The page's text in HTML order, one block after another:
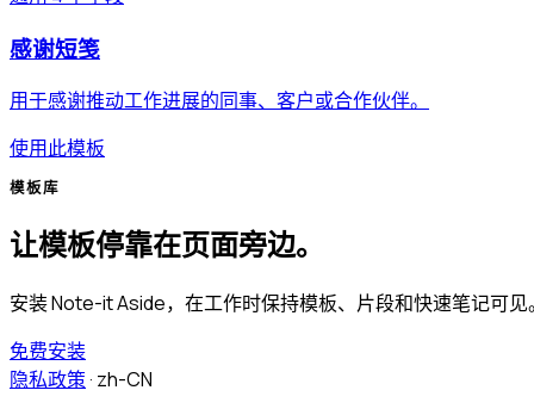
感谢短笺
用于感谢推动工作进展的同事、客户或合作伙伴。
使用此模板
模板库
让模板停靠在页面旁边。
安装 Note-it Aside，在工作时保持模板、片段和快速笔记可见
免费安装
隐私政策· zh-CN